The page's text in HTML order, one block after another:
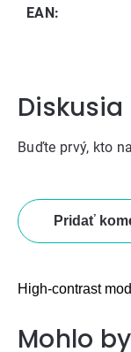
EAN:
Diskusia
Buďte prvý, kto
Pridať
High-contrast
Mohlo